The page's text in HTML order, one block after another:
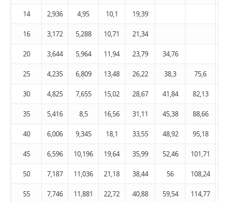
14 2,936 4,95 10,1 19,39
16 3,172 5,288 10,71 21,34
20 3,644 5,964 11,94 23,79 34,76
25 4,235 6,809 13,48 26,22 38,3 75,6
30 4,825 7,655 15,02 28,67 41,84 82,13
35 5,416 8,5 16,56 31,11 45,38 88,66
40 6,006 9,345 18,1 33,55 48,92 95,18
45 6,596 10,196 19,64 35,99 52,46 101,71
50 7,187 11,036 21,18 38,44 56 108,24
55 7,746 11,881 22,72 40,88 59,54 114,77